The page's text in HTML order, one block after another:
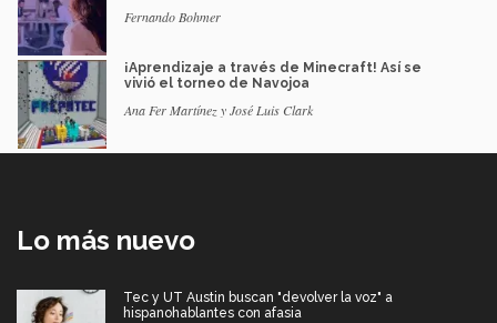
Fernando Bohmer
¡Aprendizaje a través de Minecraft! Así se
vivió el torneo de Navojoa
Ana Fer Martínez y José Luis Clark
Lo más nuevo
Tec y UT Austin buscan "devolver la voz" a
hispanohablantes con afasia